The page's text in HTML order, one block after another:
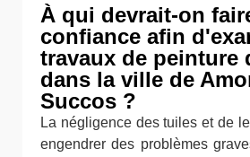
À qui devrait-on
confiance afin
travaux de peinture
dans la ville de
Succos ?
La négligence des tuiles et de
engendrer des problèmes